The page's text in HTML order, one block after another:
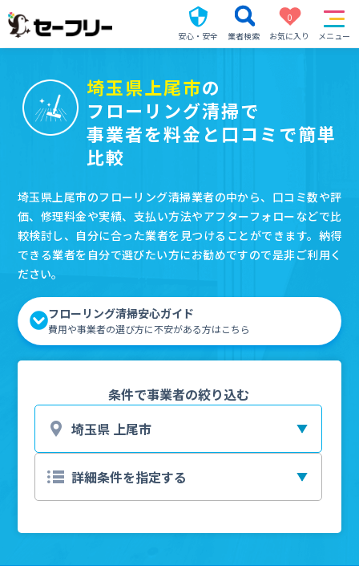
安心・安全 業者検索
0
お気に入り
メニュー
埼玉県上尾市の
フローリング清掃で
事業者を料金と口コミで簡単
比較
埼玉県上尾市のフローリング清掃業者の中から、口コミ数や評
価、修理料金や実績、支払い方法やアフターフォローなどで比
較検討し、自分に合った業者を見つけることができます。納得
できる業者を自分で選びたい方にお勧めですので是非ご利用く
ださい。
フローリング清掃安心ガイド
費用や事業者の選び方に不安がある方はこちら
条件で事業者の絞り込む